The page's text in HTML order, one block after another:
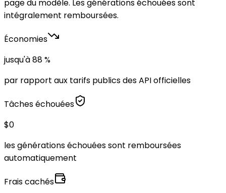
page du modèle. Les générations échouées sont
intégralement remboursées.
Économies
jusqu'à 88 %
par rapport aux tarifs publics des API officielles
Tâches échouées
$0
les générations échouées sont remboursées
automatiquement
Frais cachés